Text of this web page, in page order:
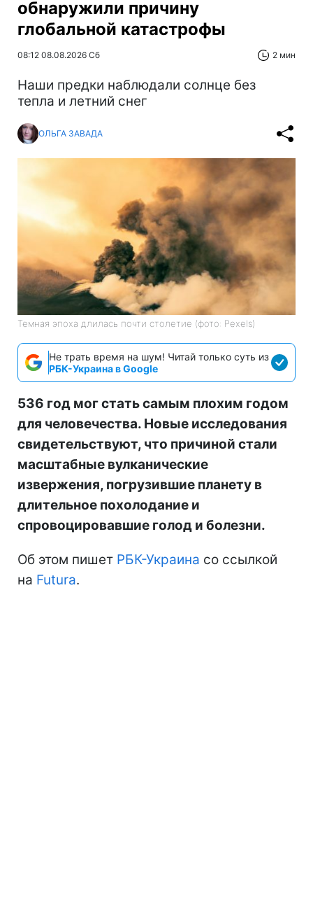
обнаружили причину
глобальной катастрофы
08:12 08.08.2026 Сб 2 мин
Наши предки наблюдали солнце без
тепла и летний снег
ОЛЬГА ЗАВАДА
Темная эпоха длилась почти столетие (фото: Pexels)
Не трать время на шум! Читай только суть из
РБК-Украина в Google
536 год мог стать самым плохим годом
для человечества. Новые исследования
свидетельствуют, что причиной стали
масштабные вулканические
извержения, погрузившие планету в
длительное похолодание и
спровоцировавшие голод и болезни.
Об этом пишет РБК-Украина со ссылкой
на Futura.